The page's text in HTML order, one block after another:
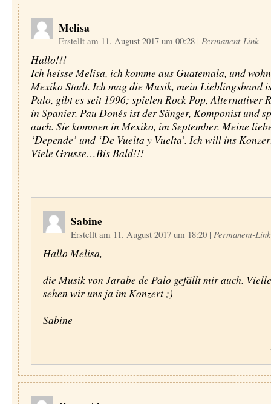
Melisa
Erstellt am 11. August 2017 um 00:28 | Permanent-Link
Hallo!!!
Ich heisse Melisa, ich komme aus Guatemala, und
Mexiko Stadt. Ich mag die Musik, mein Lieblingsband
Palo, gibt es seit 1996; spielen Rock Pop, Alternativer
in Spanier. Pau Donés ist der Sänger, Komponist und
auch. Sie kommen in Mexiko, im September. Meine
‘Depende’ und ‘De Vuelta y Vuelta’. Ich will ins
Viele Grusse…Bis Bald!!!
Sabine
Erstellt am 11. August 2017 um 18:20 | Permanent-Link
Hallo Melisa,
die Musik von Jarabe de Palo gefällt mir auch.
sehen wir uns ja im Konzert ;)
Sabine